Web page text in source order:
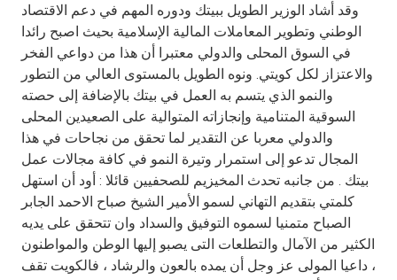
Contact us
Branch & ATM locator
Germany
Malaysia
Turkey
Egypt
وقد أشاد الوزير الطويل ببيتك ودوره المهم في دعم الاقتصاد
الوطني وتطوير المعاملات المالية الإسلامية بحيث اصبح رائدا
في السوق المحلى والدولي معتبرا أن هذا من دواعي الفخر
والاعتزاز لكل كويتي. ونوه الطويل بالمستوى العالي من التطور
والنمو الذي يتسم به العمل في بيتك بالإضافة إلى حصته
السوقية المتنامية وإنجازاته المتوالية على الصعيدين المحلى
والدولي معربا عن التقدير لما تحقق من نجاحات في هذا
المجال تدعو إلى استمرار وتيرة النمو في كافة مجالات عمل
بيتك . من جانبه تحدث المخيزيم للصحفيين قائلا : أود أن استهل
كلمتي بتقديم التهاني لسمو الأمير الشيخ صباح الاحمد الجابر
الصباح متمنيا لسموه التوفيق والسداد وان تتحقق على يديه
الكثير من الآمال والتطلعات التى يصبو إليها الوطن والمواطنون
، داعيا المولى عز وجل أن يمده بالعون والرشاد ، فالكويت تقف